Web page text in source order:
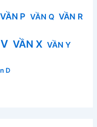
VẦN P VẦN Q VẦN R
VẦN X VẦN Y
D